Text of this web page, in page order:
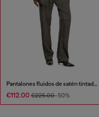
Pantalones fluidos de satén tintado con pigmentos
€112.00 €225.00-50%